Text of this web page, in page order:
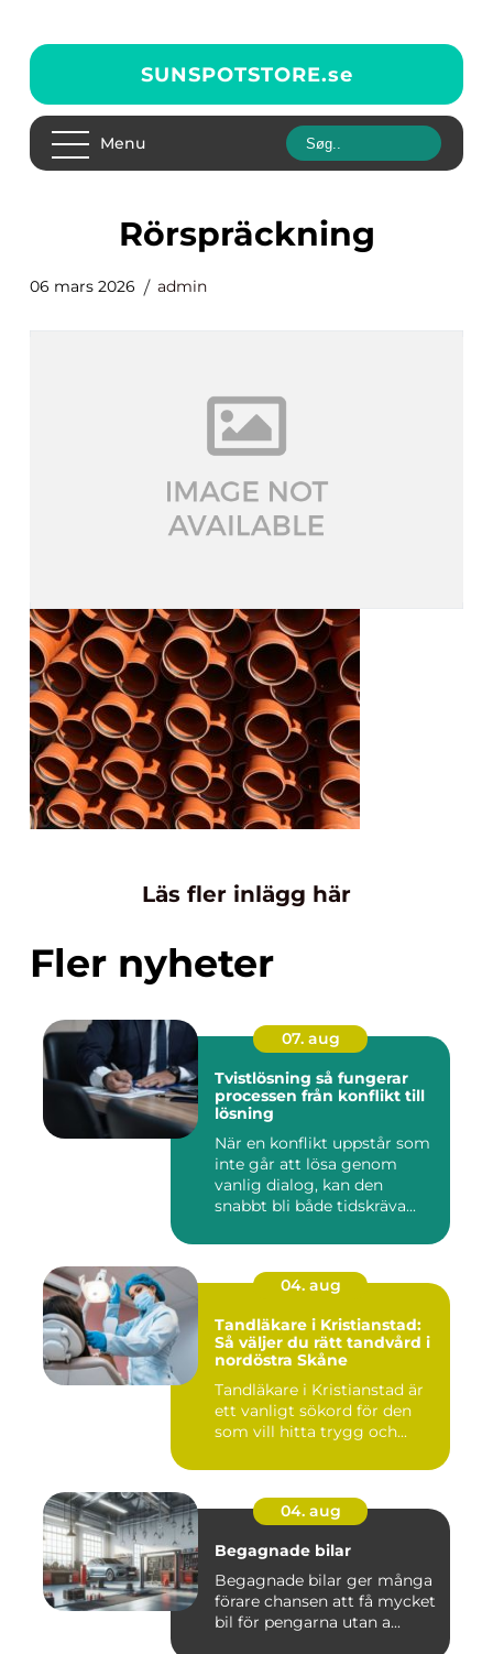
SUNSPOTSTORE.se
Menu
Rörspräckning
06 mars 2026 admin
Läs fler inlägg här
Fler nyheter
07. aug
Tvistlösning så fungerar
processen från konflikt till
lösning
När en konflikt uppstår som
inte går att lösa genom
vanlig dialog, kan den
snabbt bli både tidskräva...
04. aug
Tandläkare i Kristianstad:
Så väljer du rätt tandvård i
nordöstra Skåne
Tandläkare i Kristianstad är
ett vanligt sökord för den
som vill hitta trygg och...
04. aug
Begagnade bilar
Begagnade bilar ger många
förare chansen att få mycket
bil för pengarna utan a...